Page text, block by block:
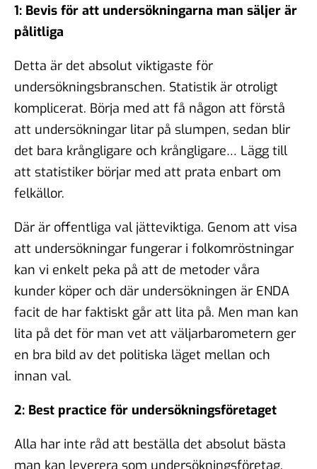
1: Bevis för att undersökningarna man säljer är
pålitliga
Detta är det absolut viktigaste för
undersökningsbranschen. Statistik är otroligt
komplicerat. Börja med att få någon att förstå
att undersökningar litar på slumpen, sedan blir
det bara krångligare och krångligare… Lägg till
att statistiker börjar med att prata enbart om
felkällor.
Där är offentliga val jätteviktiga. Genom att visa
att undersökningar fungerar i folkomröstningar
kan vi enkelt peka på att de metoder våra
kunder köper och där undersökningen är ENDA
facit de har faktiskt går att lita på. Men man kan
lita på det för man vet att väljarbarometern ger
en bra bild av det politiska läget mellan och
innan val.
2: Best practice för undersökningsföretaget
Alla har inte råd att beställa det absolut bästa
man kan leverera som undersökningsföretag.